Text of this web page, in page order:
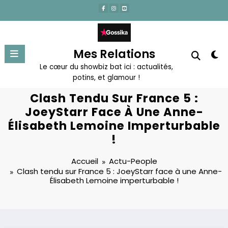
contenu
Mes Relations
Le cœur du showbiz bat ici : actualités,
potins, et glamour !
Clash Tendu Sur France 5 :
JoeyStarr Face À Une Anne-
Élisabeth Lemoine Imperturbable
!
Accueil
Actu-People
Clash tendu sur France 5 : JoeyStarr face à une Anne-
Élisabeth Lemoine imperturbable !